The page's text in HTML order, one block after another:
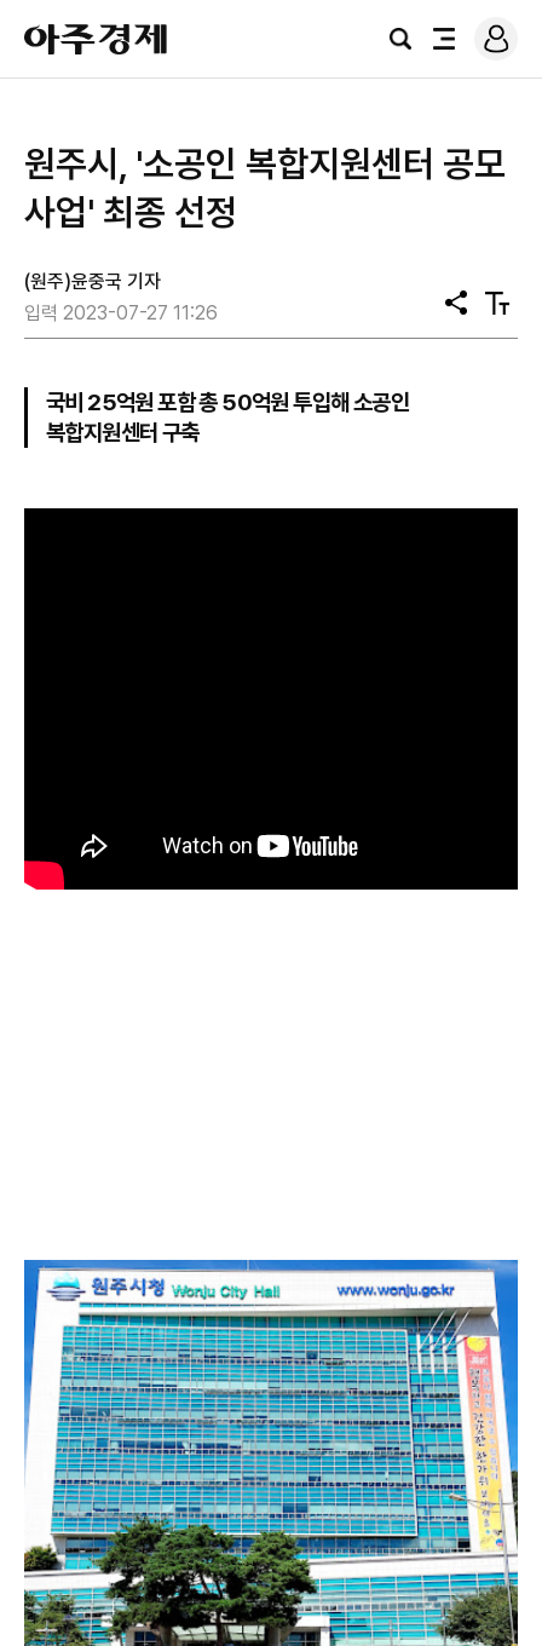
아
주
경
검
전
로
그
원주시, '소공인 복합지원센터 공모
사업' 최종 선정
(원주)윤중국 기자
입력 2023-07-27 11:26
공
유
텍
스
국비 25억원 포함 총 50억원 투입해 소공인
복합지원센터 구축